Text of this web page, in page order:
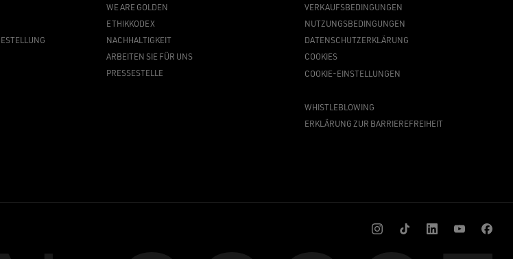
WE ARE GOLDEN
ETHIKKODEX
NACHHALTIGKEIT
ARBEITEN SIE FÜR UNS
PRESSESTELLE
VERKAUFSBEDINGUNGEN
NUTZUNGSBEDINGUNGEN
DATENSCHUTZERKLÄRUNG
COOKIES
COOKIE-EINSTELLUNGEN
WHISTLEBLOWING
ERKLÄRUNG ZUR BARRIEREFREIHEIT